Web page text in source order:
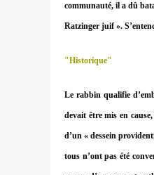
communauté, il a dû
Ratzinger juif ».
"Historique"
Le rabbin qualifie
devait être mis en
d’un « dessein
tous n’ont pas été